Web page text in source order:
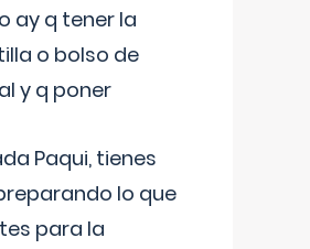
ay q tener la
o bolso de
y q poner
Paqui, tienes
lo que
para la